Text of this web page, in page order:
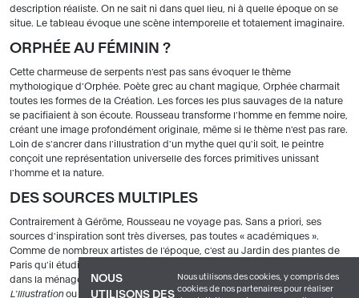
NOUS
UTILISONS DES
Nous utilisons des cookies, y compris des
cookies de nos partenaires pour réaliser
description réaliste. On ne sait ni dans quel lieu, ni à quelle époque on se
situe. Le tableau évoque une scène intemporelle et totalement imaginaire.
ORPHÉE AU FÉMININ ?
Cette charmeuse de serpents n'est pas sans évoquer le thème
mythologique d'Orphée. Poète grec au chant magique, Orphée charmait
toutes les formes de la Création. Les forces les plus sauvages de la nature
se pacifiaient à son écoute. Rousseau transforme l'homme en femme noire,
créant une image profondément originale, même si le thème n'est pas rare.
Loin de s'ancrer dans l'illustration d'un mythe quel qu'il soit, le peintre
conçoit une représentation universelle des forces primitives unissant
l'homme et la nature.
DES SOURCES MULTIPLES
Contrairement à Gérôme, Rousseau ne voyage pas. Sans a priori, ses
sources d'inspiration sont très diverses, pas toutes « académiques ».
Comme de nombreux artistes de l'époque, c'est au Jardin des plantes de
Paris qu'il étudie la végétation dans les serres et les animaux sauvages
dans la ménagerie. Rousseau utilise également des revues, comme
L'Illustration ou Le Petit Journal . Plusieurs animaux lui sont inspirés par une